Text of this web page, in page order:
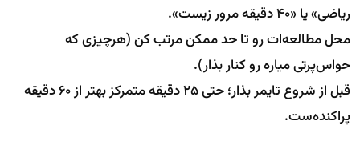
ریاضی» یا «۴۰ دقیقه مرور زیست».
محل مطالعه‌ات رو تا حد ممکن مرتب کن (هرچیزی که
حواس‌پرتی میاره رو کنار بذار).
قبل از شروع تایمر بذار؛ حتی ۲۵ دقیقه متمرکز بهتر از ۶۰ دقیقه
پراکنده‌ست.